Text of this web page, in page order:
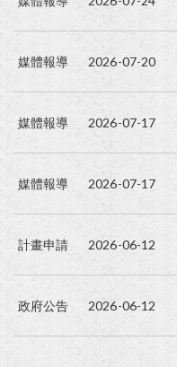
媒體報導 2026-07-20
媒體報導 2026-07-17
媒體報導 2026-07-17
計畫申請 2026-06-12
政府公告 2026-06-12